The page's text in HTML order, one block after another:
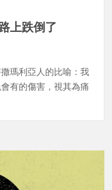
上跌倒了
瑪利亞人的比喻：我
有的傷害，視其為痛